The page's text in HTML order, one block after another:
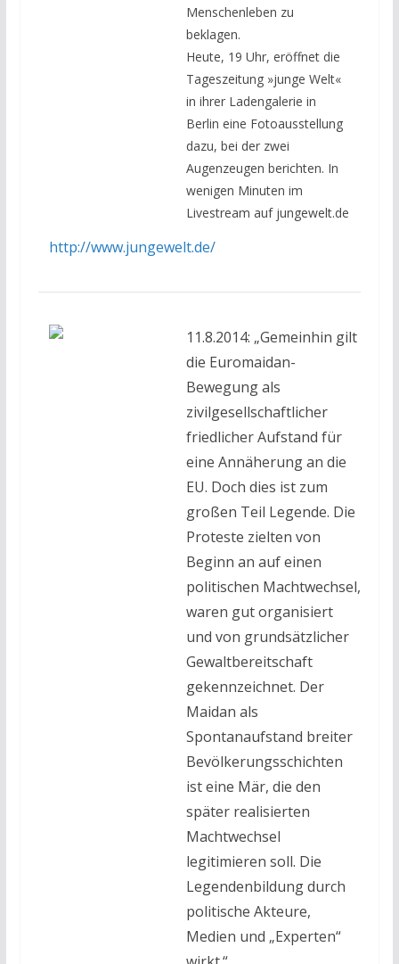
Menschenleben zu
beklagen.
Heute, 19 Uhr, eröffnet die
Tageszeitung »junge Welt«
in ihrer Ladengalerie in
Berlin eine Fotoausstellung
dazu, bei der zwei
Augenzeugen berichten. In
wenigen Minuten im
Livestream auf jungewelt.de
http://www.jungewelt.de/
11.8.2014: „Gemeinhin gilt
die Euromaidan-
Bewegung als
zivilgesellschaftlicher
friedlicher Aufstand für
eine Annäherung an die
EU. Doch dies ist zum
großen Teil Legende. Die
Proteste zielten von
Beginn an auf einen
politischen Machtwechsel,
waren gut organisiert
und von grundsätzlicher
Gewaltbereitschaft
gekennzeichnet. Der
Maidan als
Spontanaufstand breiter
Bevölkerungsschichten
ist eine Mär, die den
später realisierten
Machtwechsel
legitimieren soll. Die
Legendenbildung durch
politische Akteure,
Medien und „Experten“